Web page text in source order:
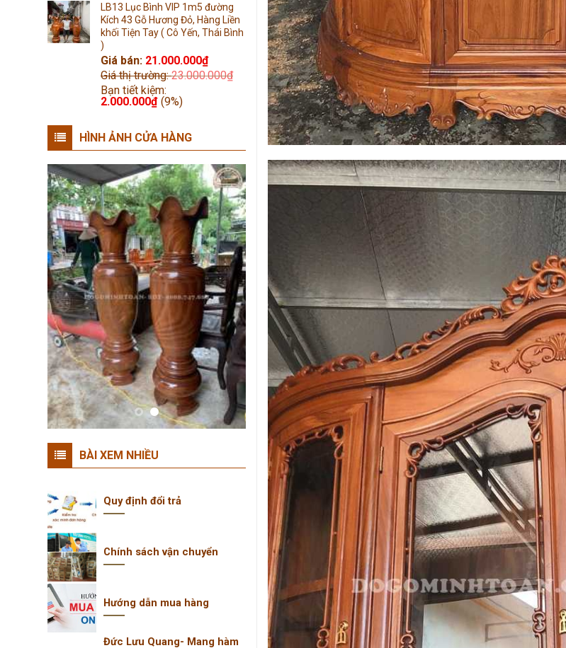
LB13 Lục Bình VIP 1m5 đường
Kích 43 Gỗ Hương Đỏ, Hàng Liền
khối Tiện Tay ( Cô Yến, Thái Bình
)
Giá bán: 21.000.000₫
Giá thị trường:23.000.000₫
Bạn tiết kiệm:
2.000.000₫ (9%)
HÌNH ẢNH CỬA HÀNG
BÀI XEM NHIỀU
Quy định đổi trả
Chính sách vận chuyển
Hướng dẫn mua hàng
Đức Lưu Quang- Mang hàm